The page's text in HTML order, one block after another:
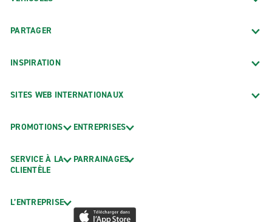
PARTAGER
INSPIRATION
SITES WEB INTERNATIONAUX
PROMOTIONS
SERVICE À LA
CLIENTÈLE
L’ENTREPRISE
ENTREPRISES
PARRAINAGES